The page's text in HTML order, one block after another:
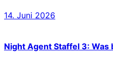
14. Juni 2026
Night Agent Staffel 3: